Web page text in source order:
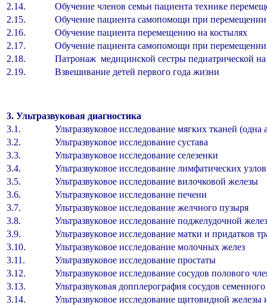
2.14.
Обучение членов семьи пациента технике
2.15.
Обучение пациента самопомощи при перемещении
2.16.
Обучение пациента перемещению на костылях
2.17.
Обучение пациента самопомощи при
2.18.
Патронаж медицинской сестры педиатрической
2.19.
Взвешивание детей первого года жизни
3. Ультразвуковая диагностика
3.1.
Ультразвуковое исследование мягких тканей (одна
3.2.
Ультразвуковое исследование сустава
3.3.
Ультразвуковое исследование селезенки
3.4.
Ультразвуковое исследование лимфатических
3.5.
Ультразвуковое исследование вилочковой железы
3.6.
Ультразвуковое исследование печени
3.7.
Ультразвуковое исследование желчного пузыря
3.8.
Ультразвуковое исследование поджелудочной
3.9.
Ультразвуковое исследование матки и придатков
3.10.
Ультразвуковое исследование молочных желез
3.11.
Ультразвуковое исследование простаты
3.12.
Ультразвуковое исследование сосудов полового
3.13.
Ультразвуковая допплерография сосудов
3.14.
Ультразвуковое исследование щитовидной